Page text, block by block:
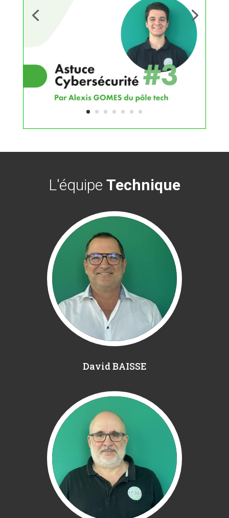
L'équipe Technique
David BAISSE